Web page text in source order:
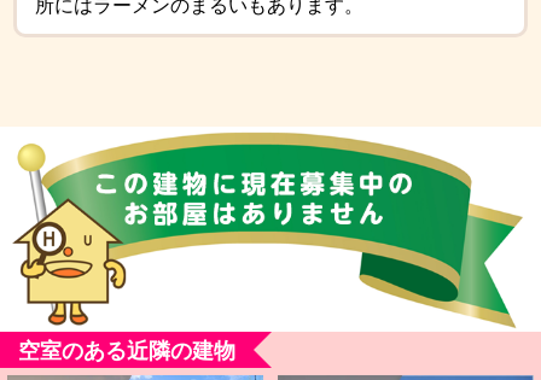
所にはラーメンのまるいもあります。
空室のある近隣の建物